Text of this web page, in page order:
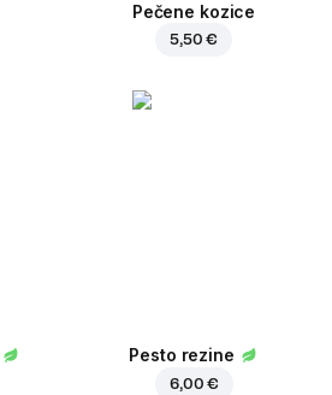
Pečene kozice
5,50 €
Pesto rezine
6,00 €